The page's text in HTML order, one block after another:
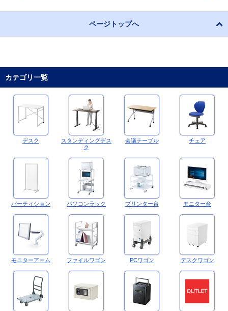
ページトップへ
カテゴリ一覧
デスク
スタンディングデス
ク
会議テーブル チェア
パーティション パソコンラック プリンター台 モニター台
モニターアーム ファイルワゴン PCワゴン デスクワゴン